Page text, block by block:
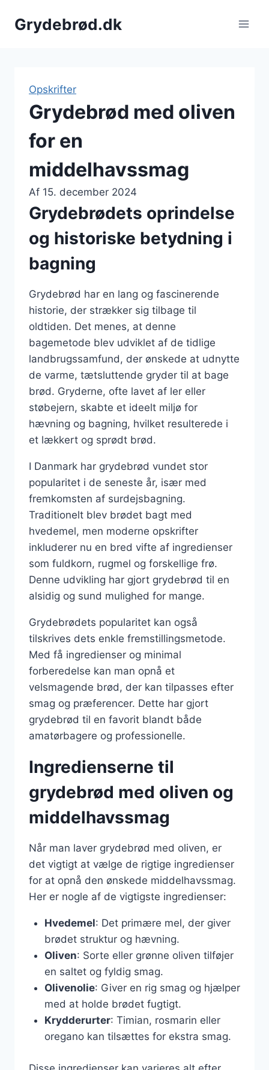
Grydebrød.dk
Opskrifter
Grydebrød med oliven
for en
middelhavssmag
Af 15. december 2024
Grydebrødets oprindelse
og historiske betydning i
bagning
Grydebrød har en lang og fascinerende
historie, der strækker sig tilbage til
oldtiden. Det menes, at denne
bagemetode blev udviklet af de tidlige
landbrugssamfund, der ønskede at udnytte
de varme, tætsluttende gryder til at bage
brød. Gryderne, ofte lavet af ler eller
støbejern, skabte et ideelt miljø for
hævning og bagning, hvilket resulterede i
et lækkert og sprødt brød.
I Danmark har grydebrød vundet stor
popularitet i de seneste år, især med
fremkomsten af surdejsbagning.
Traditionelt blev brødet bagt med
hvedemel, men moderne opskrifter
inkluderer nu en bred vifte af ingredienser
som fuldkorn, rugmel og forskellige frø.
Denne udvikling har gjort grydebrød til en
alsidig og sund mulighed for mange.
Grydebrødets popularitet kan også
tilskrives dets enkle fremstillingsmetode.
Med få ingredienser og minimal
forberedelse kan man opnå et
velsmagende brød, der kan tilpasses efter
smag og præferencer. Dette har gjort
grydebrød til en favorit blandt både
amatørbagere og professionelle.
Ingredienserne til
grydebrød med oliven og
middelhavssmag
Når man laver grydebrød med oliven, er
det vigtigt at vælge de rigtige ingredienser
for at opnå den ønskede middelhavssmag.
Her er nogle af de vigtigste ingredienser:
Hvedemel: Det primære mel, der giver
brødet struktur og hævning.
Oliven: Sorte eller grønne oliven tilføjer
en saltet og fyldig smag.
Olivenolie: Giver en rig smag og hjælper
med at holde brødet fugtigt.
Krydderurter: Timian, rosmarin eller
oregano kan tilsættes for ekstra smag.